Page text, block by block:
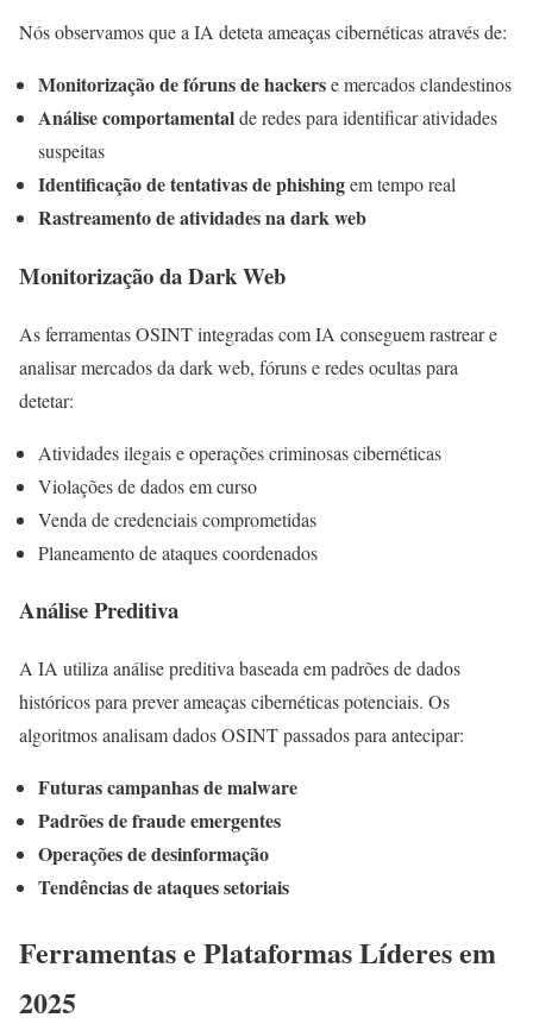
Nós observamos que a IA deteta ameaças cibernéticas através de:
Monitorização de fóruns de hackerse mercados clandestinos
Análise comportamentalde redes para identificar atividades
suspeitas
Identificação de tentativas de phishingem tempo real
Rastreamento de atividades na dark web
Monitorização da Dark Web
As ferramentas OSINT integradas com IA conseguem rastrear e
analisar mercados da dark web, fóruns e redes ocultas para
detetar:
Atividades ilegais e operações criminosas cibernéticas
Violações de dados em curso
Venda de credenciais comprometidas
Planeamento de ataques coordenados
Análise Preditiva
A IA utiliza análise preditiva baseada em padrões de dados
históricos para prever ameaças cibernéticas potenciais. Os
algoritmos analisam dados OSINT passados para antecipar:
Futuras campanhas de malware
Padrões de fraude emergentes
Operações de desinformação
Tendências de ataques setoriais
Ferramentas e Plataformas Líderes em
2025